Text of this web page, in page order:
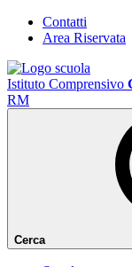
Contatti
Area Riservata
Istituto Comprensivo
RM
Cerca